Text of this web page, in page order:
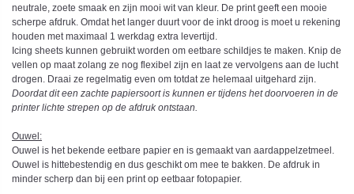
neutrale, zoete smaak en zijn mooi wit van kleur. De print geeft een mooie
scherpe afdruk. Omdat het langer duurt voor de inkt droog is moet u rekening
houden met maximaal 1 werkdag extra levertijd.
Icing sheets kunnen gebruikt worden om eetbare schildjes te maken. Knip de
vellen op maat zolang ze nog flexibel zijn en laat ze vervolgens aan de lucht
drogen. Draai ze regelmatig even om totdat ze helemaal uitgehard zijn.
Doordat dit een zachte papiersoort is kunnen er tijdens het doorvoeren in de
printer lichte strepen op de afdruk ontstaan.
Ouwel:
Ouwel is het bekende eetbare papier en is gemaakt van aardappelzetmeel.
Ouwel is hittebestendig en dus geschikt om mee te bakken. De afdruk in
minder scherp dan bij een print op eetbaar fotopapier.